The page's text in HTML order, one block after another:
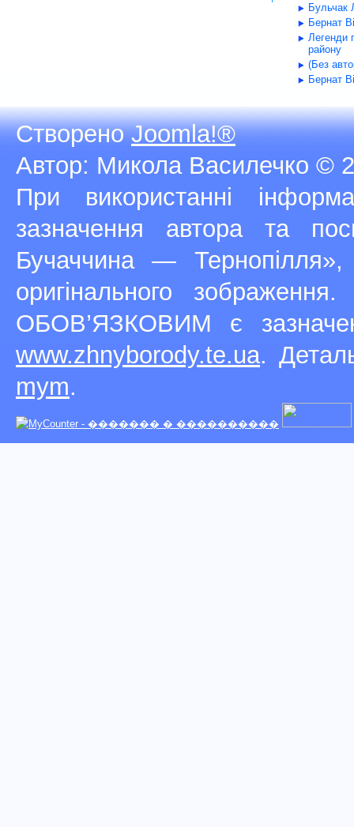
Бульчак
Бернат
Легенди
району
(Без
Бернат
СтвореноJoomla!®
Автор: Микола Василечко ©
При використанні
зазначення автора та
Бучаччина —
оригінального
ОБОВ’ЯЗКОВИМ є
www.zhnyborody.te.ua.
mym.